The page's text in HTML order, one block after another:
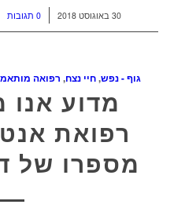
30 באוגוסט 2018 / 0 תגובות
גוף - נפש,חיי נצח, רפואה
מדוע אנו
רפואת
מספרו של